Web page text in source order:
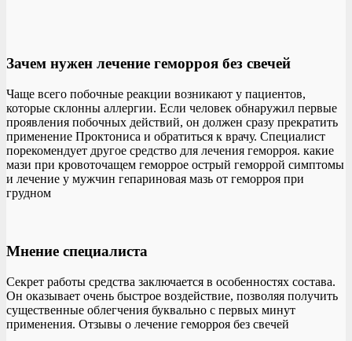
Зачем нужен лечение геморроя без свечей
Чаще всего побочные реакции возникают у пациентов,
которые склонны аллергии. Если человек обнаружил первые
проявления побочных действий, он должен сразу прекратить
применение Проктониса и обратиться к врачу. Специалист
порекомендует другое средство для лечения геморроя. какие
мази при кровоточащем геморрое острый геморрой симптомы
и лечение у мужчин гепариновая мазь от геморроя при
грудном
Мнение специалиста
Секрет работы средства заключается в особенностях состава.
Он оказывает очень быстрое воздействие, позволяя получить
существенные облегчения буквально с первых минут
применения. Отзывы о лечение геморроя без свечей